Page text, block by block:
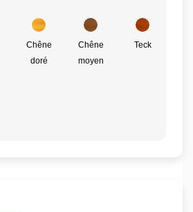
Chêne
doré
Chêne
moyen
Teck